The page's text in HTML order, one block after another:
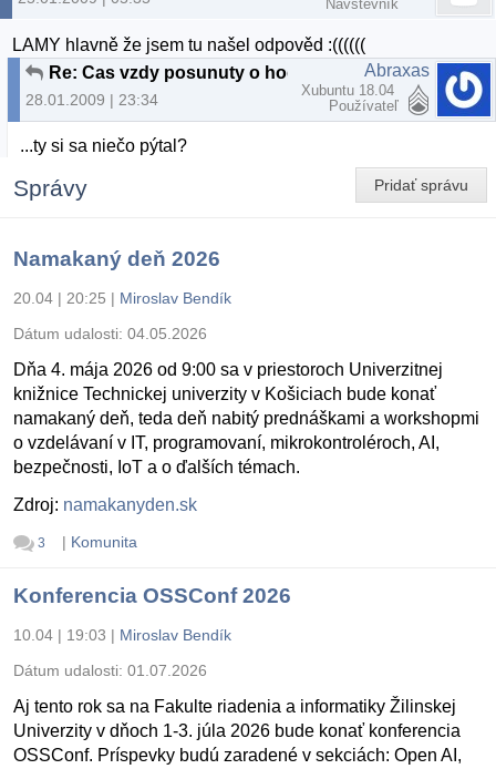
Návštevník
LAMY hlavně že jsem tu našel odpověd :((((((
28.01.2009 | 23:34
Abraxas
Xubuntu 18.04
Používateľ
...ty si sa niečo pýtal?
Pridať správu
Správy
Namakaný deň 2026
20.04 | 20:25 | Miroslav Bendík
Dátum udalosti: 04.05.2026
Dňa 4. mája 2026 od 9:00 sa v priestoroch Univerzitnej
knižnice Technickej univerzity v Košiciach bude konať
namakaný deň, teda deň nabitý prednáškami a workshopmi
o vzdelávaní v IT, programovaní, mikrokontroléroch, AI,
bezpečnosti, IoT a o ďalších témach.
Zdroj: namakanyden.sk
3 | Komunita
Konferencia OSSConf 2026
10.04 | 19:03 | Miroslav Bendík
Dátum udalosti: 01.07.2026
Aj tento rok sa na Fakulte riadenia a informatiky Žilinskej
Univerzity v dňoch 1-3. júla 2026 bude konať konferencia
OSSConf. Príspevky budú zaradené v sekciách: Open AI,